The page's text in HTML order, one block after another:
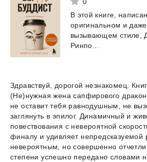
В этой книге,
оригинальном и
вызывающем стиле,
Ринпо...
Здравствуй, дорогой незнакомец.
(Не)нужная жена сапфирового
не оставит тебя равнодушным, не
заглянуть в эпилог. Динамичный и
повествования с невероятной
финалу и удивляет непредсказуемой
невероятным, но совершенно
степени успешно передано словами